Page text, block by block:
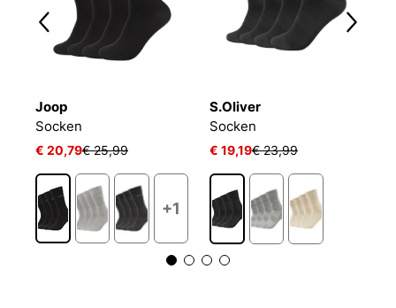
Joop
Socken
€ 20,79€ 25,99
+1
S.Oliver
Socken
€ 19,19€ 23,99